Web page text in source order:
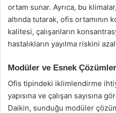
ortam sunar. Ayrıca, bu
altında tutarak, ofis ortamının
kalitesi, çalışanların
hastalıkların yayılma riskini
Modüler ve Esnek Çözümler
Ofis tipindeki iklimlendirme
yapısına ve çalışan sayısına
Daikin, sunduğu modüler